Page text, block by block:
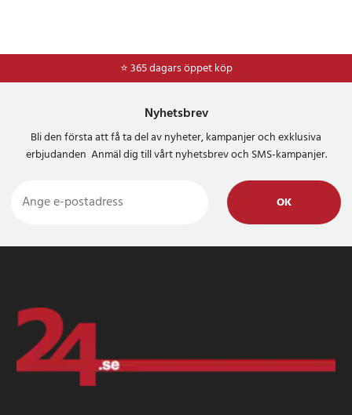
⭐ 365 dagars öppet köp
Nyhetsbrev
Bli den första att få ta del av nyheter, kampanjer och exklusiva
erbjudanden Anmäl dig till vårt nyhetsbrev och SMS-kampanjer.
OK